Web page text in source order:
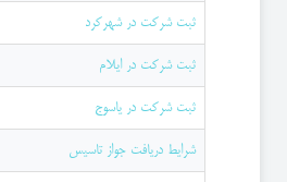
ثبت شرکت در شهرکرد
ثبت شرکت در ایلام
ثبت شرکت در یاسوج
شرایط دریافت جواز تاسیس